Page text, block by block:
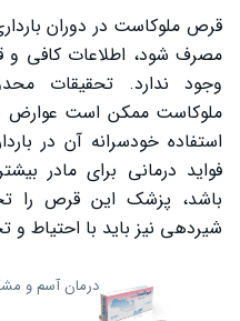
قرص ملوکاست در دوران
مصرف شود، اطلاعات کافی و
وجود ندارد. تحقیقات
ملوکاست ممکن است عوارض
استفاده خودسرانه آن در
فواید درمانی برای مادر
باشد، پزشک این قرص را
شیردهی نیز باید با
درمان آسم و